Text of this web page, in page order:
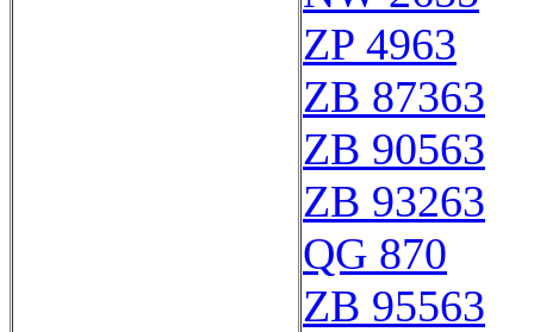
ZP 4963
ZB 87363
ZB 90563
ZB 93263
QG 870
ZB 95563